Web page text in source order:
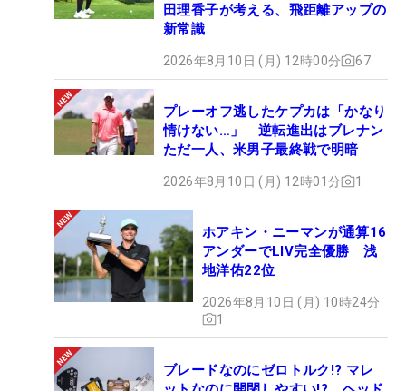
田理香子が考える、飛距離アップの
新常識
2026年8月10日 (月) 12時00分 67
プレーオフ逃したケプカは「かなり
情けない…」 逆転進出はブレナン
ただ一人、米男子最終戦で明暗
2026年8月10日 (月) 12時01分 1
ホアキン・ニーマンが通算16
アンダーでLIV完全優勝 浅
地洋佑22位
2026年8月10日 (月) 10時24分
1
ブレードなのにゼロトルク!? マレ